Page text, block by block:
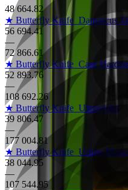
48 664.82
★ Butterfly Knife Damascus
56 694.41
—
72 866.61
★ Butterfly Knife Case
52 893.76
—
108 692.26
★ Butterfly Knife Ultraviolet
39 806.47
—
177 004.81
★ Butterfly Knife Urban
38 044.95
—
107 544.95